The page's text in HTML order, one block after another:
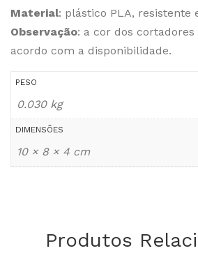
Material: plástico PLA, resistente
Observação: a cor dos
acordo com a disponibilidade.
PESO
0.030 kg
DIMENSÕES
10 × 8 × 4 cm
Produtos